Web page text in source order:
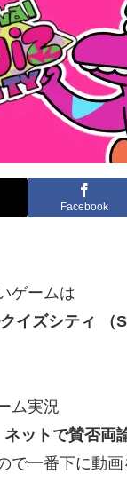
Facebook
ゲームは
クイズシティ （
ム実況
ネットで賛否
で一番下に動